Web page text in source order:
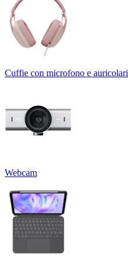
Cuffie con microfono e auricolari
Webcam